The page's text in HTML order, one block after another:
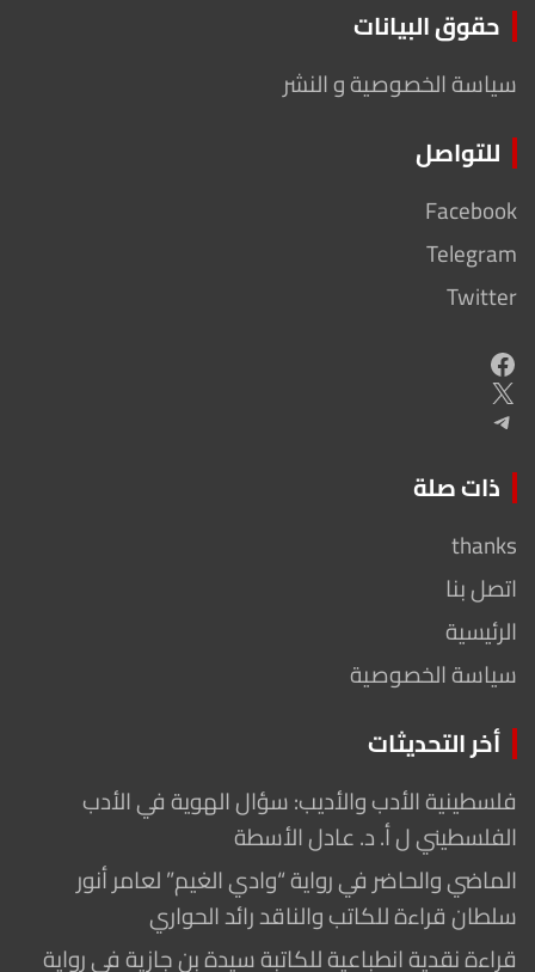
حقوق البيانات
سياسة الخصوصية و النشر
للتواصل
Facebook
Telegram
Twitter
Facebook
X
Telegram
ذات صلة
thanks
اتصل بنا
الرئيسية
سياسة الخصوصية
أخر التحديثات
فلسطينية الأدب والأديب: سؤال الهوية في الأدب
الفلسطيني ل أ. د. عادل الأسطة
الماضي والحاضر في رواية “وادي الغيم” لعامر أنور
سلطان قراءة للكاتب والناقد رائد الحواري
قراءة نقدية انطباعية للكاتبة سيدة بن جازية في رواية